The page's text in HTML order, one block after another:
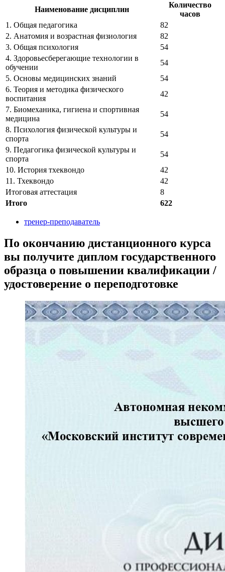
Наименование дисциплин
Количество
часов
1. Общая педагогика
82
2. Анатомия и возрастная физиология
82
3. Общая психология
54
4. Здоровьесберегающие технологии в
обучении
54
5. Основы медицинских знаний
54
6. Теория и методика физического
воспитания
42
7. Биомеханика, гигиена и спортивная
медицина
54
8. Психология физической культуры и
спорта
54
9. Педагогика физической культуры и
спорта
54
10. История тхеквондо
42
11. Тхеквондо
42
Итоговая аттестация
8
Итого
622
тренер-преподаватель
По окончанию дистанционного курса
вы получите диплом государственного
образца о повышении квалификации /
удостоверение о переподготовке